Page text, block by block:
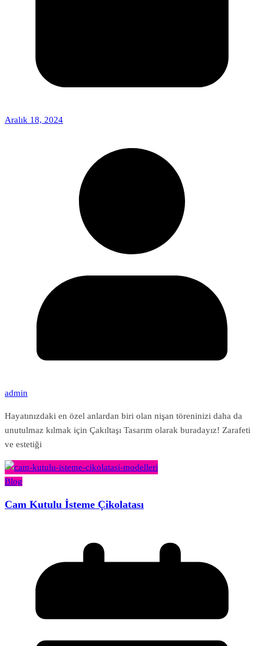
Aralık 18, 2024
admin
Hayatınızdaki en özel anlardan biri olan nişan töreninizi daha da
unutulmaz kılmak için Çakıltaşı Tasarım olarak buradayız! Zarafeti
ve estetiği
Blog
Cam Kutulu İsteme Çikolatası